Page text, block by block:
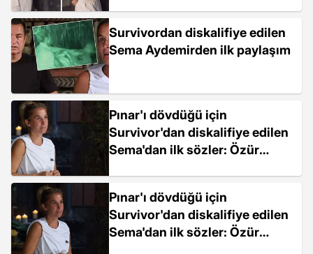
Survivordan diskalifiye edilen
Sema Aydemirden ilk paylaşım
Pınar'ı dövdüğü için
Survivor'dan diskalifiye edilen
Sema'dan ilk sözler: Özür
Pınar'ı dövdüğü için
Survivor'dan diskalifiye edilen
Sema'dan ilk sözler: Özür